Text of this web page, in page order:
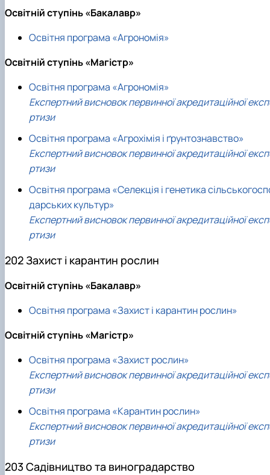
Освітній ступінь «Бакалавр»
Освітня програма «Агрономія»
Освітній ступінь «Магістр»
Освітня програма «Агрономія»
Експертний висновок первинної акредитаційної
ртизи
Освітня програма «Агрохімія і ґрунтознавство»
Експертний висновок первинної акредитаційної
ртизи
Освітня програма «Селекція і генетика
дарських культур»
Експертний висновок первинної акредитаційної
ртизи
202 Захист і карантин рослин
Освітній ступінь «Бакалавр»
Освітня програма «Захист і карантин рослин»
Освітній ступінь «Магістр»
Освітня програма «Захист рослин»
Експертний висновок первинної акредитаційної
ртизи
Освітня програма «Карантин рослин»
Експертний висновок первинної акредитаційної
ртизи
203 Садівництво та виноградарство